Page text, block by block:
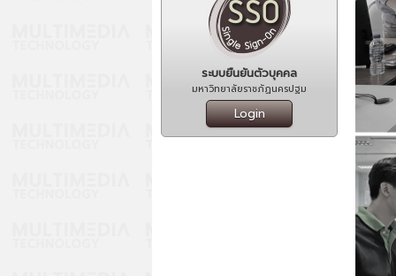
ระบบยืนยันตัวบุคคล
มหาวิทยาลัยราชภัฏนครปฐม
Login